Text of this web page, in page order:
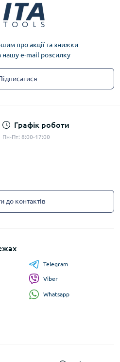
про акції та знижки
нашу e-mail розсилку
Графік роботи
Пн-Пт: 8:00-17:00
до контактів
Telegram
Viber
Whatsapp